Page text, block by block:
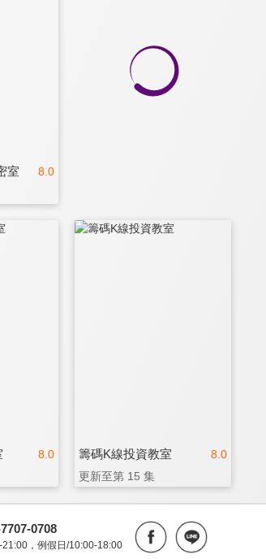
8.0
室
8.0 8.0
籌碼K線投資教室
更新至第 15 集
0708
，例假日/10:00-18:00